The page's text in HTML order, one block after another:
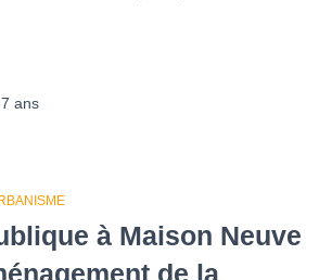
7 ans
à Maison Neuve
de la